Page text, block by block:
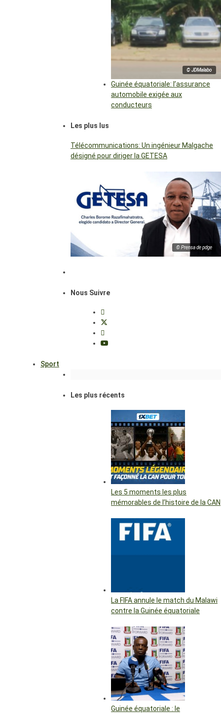
© JDMalabo
Guinée équatoriale: l’assurance
automobile exigée aux
conducteurs
Les plus lus
Télécommunications: Un ingénieur Malgache
désigné pour diriger la GETESA
© Prensa de pdge
Nous Suivre
Sport
Les plus récents
Les 5 moments les plus
mémorables de l’histoire de la CAN
La FIFA annule le match du Malawi
contre la Guinée équatoriale
Guinée équatoriale : le